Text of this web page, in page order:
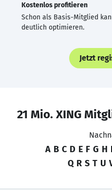
Kostenlos profitieren
Schon als Basis-Mitglied
deutlich optimieren.
Jetzt
21 Mio. XING
A B C D E F G H
Q R S T U